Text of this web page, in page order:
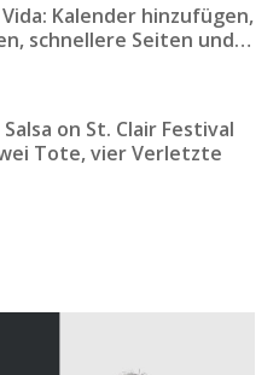
Vida: Kalender hinzufügen,
schnellere Seiten und
on St. Clair Festival
Tote, vier Verletzte